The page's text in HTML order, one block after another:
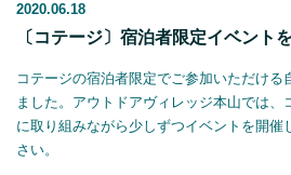
2020.06.18
〔コテージ〕宿泊者限定イベント
コテージの宿泊者限定でご参加いただける
ました。アウトドアヴィレッジ本山では
に取り組みながら少しずつイベントを開催
さい。